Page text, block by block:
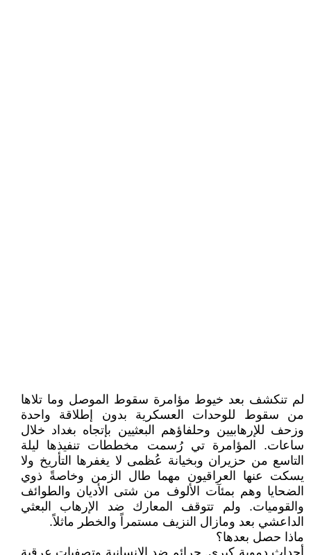
لم تنكشف بعد خيوط مؤامرة سقوط الموصل وما تلاها
من سقوط للوحدات العسكرية بدون إطلاقة واحدة
وزحف للإرهابيين وحلفاؤهم البعثيين بإتجاه بغداد خلال
ساعات. المؤامرة تي رُسمت مخططات تنفيذها ليلة
التاسع من حزيران وبخيانة عُظمى لا يغفرها التأريخ ولا
يسكت عنها العراقيون مهما طال الزمن وخاصةً ذوي
الضحايا وهم بمئآت الألوف من شتى الأديان والطوائف
والقوميات. ولم تتوقف المعارك ضد الإرهاب البعثي
الداعشي بعد ومازال النزيف مستمراً والخطر ماثلاً.
ماذا حصل بعدها؟